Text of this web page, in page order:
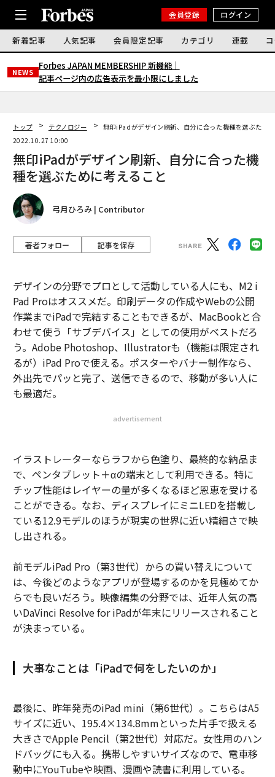
会員登録 ログイン
新着記事 人気記事 会員限定記事 カテゴリ 連載
NEWS
Forbes JAPAN MEMBERSHIP 新機能｜
記事ページ内の広告表示を最小限にしました
トップ テクノロジー
無印iPadがデザイン刷新、自分に合った機種を選ぶため
2022.10.27 10:00
無印iPadがデザイン刷新、自分に合った機
種を選ぶために考えること
弓月ひろみ | Contributor
著者フォロー 記事を保存
デザインの分野でプロとして活動している人にも、M2 i
Pad Proはオススメだ。印刷データの作成やWebの公開
作業までiPadで完結することもできるが、MacBookと合
わせて使う「サブデバイス」としての使用がベストだろ
う。Adobe Photoshop、Illustratorも（機能は限定され
るが）iPad Proで使える。ポスターやバナー制作なら、
外出先でパッと完了、送信できるので、移動が多い人に
も最適だ。
advertisement
イラストレーターならラフから色塗り、最終的な納品ま
で、ペンタブレット＋αの端末として利用できる。特に
チップ性能はレイヤーの量が多くなるほど恩恵を受ける
ことができる。なお、ディスプレイにミニLEDを搭載し
ている12.9モデルのほうが現実の世界に近い精細さで映
し出される。
前モデルiPad Pro（第3世代）からの買い替えについて
は、今後どのようなアプリが登場するのかを見極めてか
らでも良いだろう。映像編集の分野では、近年人気の高
いDaVinci Resolve for iPadが年末にリリースされること
が決まっている。
大事なことは「iPadで何をしたいのか」
最後に、昨年発売のiPad mini（第6世代）。こちらはA5
サイズに近い、195.4×134.8mmといった片手で扱える
大きさでApple Pencil（第2世代）対応だ。女性用のハン
ドバッグにも入る。携帯しやすいサイズなので、電車移
動中にYouTubeや映画、漫画や読書に利用している。